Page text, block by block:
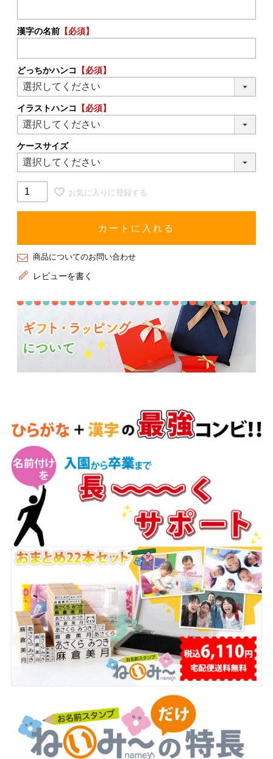
漢字の名前 【必須】
どっちかハンコ 【必須】
イラストハンコ 【必須】
ケースサイズ
お気に入りに登録する
カートに入れる
商品についてのお問い合わせ
レビューを書く